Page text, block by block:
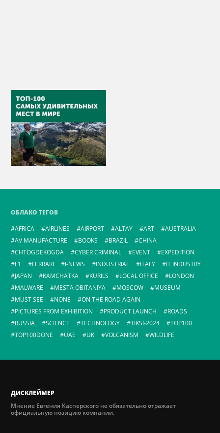
ОБЛАКО ТЕГОВ
AFRICA
AIRLINES AIRPORT ALTAY ART
AUSTRALIA
AV MANUFACTURE
BOOKS BRAZIL
CHINA
CHTOGDEKOGDA
CYBER CRIMINAL EVENT
EXPEDITION
F1
FERRARI I-NEWS INDUSTRIAL ITALY
IT INDUSTRY
JAPAN
KAMCHATKA KURILS LOCAL OFFICE
LONDON
MALWARE
MESTA OBITANIYA MOSCOW
MUSEUM
MUST SEE
NONE
ON THE ROAD AGAIN
PICTURES FROM EXHIBITION
PRODUCT LAUNCH
ROADS
RUSSIA
SCIENCE TECHNOLOGY TIKSI-2024
TOP100
TOP100DONE
UAE UK VOLCANISM WILDLIFE
ДИСКЛЕЙМЕР
Мнение Евгения Касперского не обязательно отражает
официальную позицию компании.